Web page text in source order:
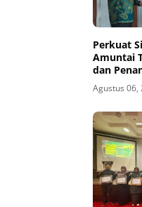
Perkuat
Amuntai
dan
Sidang
Agustus 06,